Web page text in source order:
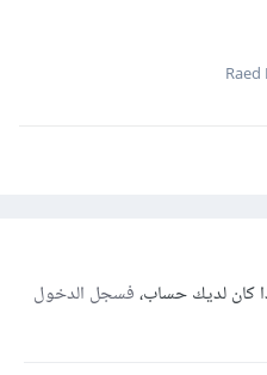
كان لديك حساب،فسجل الدخول